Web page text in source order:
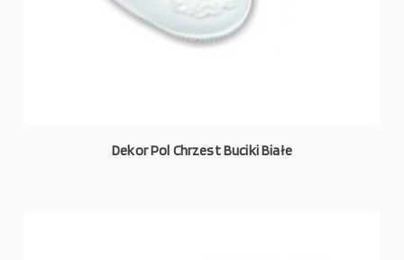
Dekor Pol Chrzest Buciki Białe